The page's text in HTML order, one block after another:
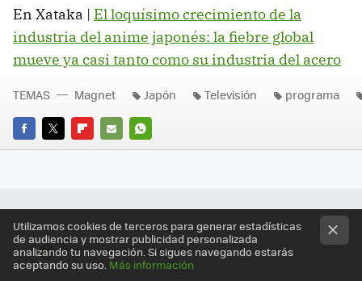
En Xataka | El loquísimo crecimiento de la
industria del anime japonés: la fiebre global
mueve ya casi tanto como su industria del acero
FACEBOOK
TWITTERFLIPBOARD
E-
WHATSAPP
TEMAS Magnet Japón Televisión programa
Comentarios cerrados
Utilizamos cookies de terceros para generar estadísticas
de audiencia y mostrar publicidad personalizada
analizando tu navegación. Si sigues navegando estarás
aceptando su uso. Más información